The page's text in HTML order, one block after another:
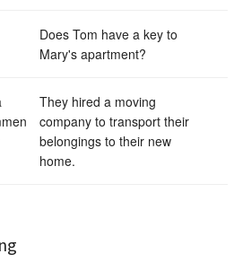
Does Tom have a key to
Mary's apartment?
They hired a moving
company to transport their
belongings to their new
home.